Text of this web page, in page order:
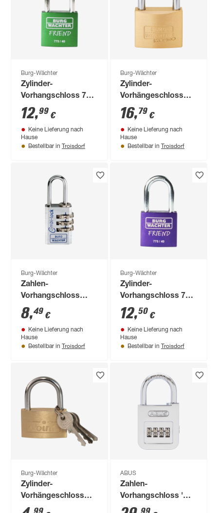
Burg-Wächter
Zylinder-
Vorhangschloss 775
40 35 Grün SB
12,99 €
Keine Lieferung nach
Hause
Bestellbar in Troisdorf
Burg-Wächter
Zylinder-
Vorhängeschloss
'400 E Magno 50/2
SB' messingfarben 5
cm
16,79 €
Keine Lieferung nach
Hause
Bestellbar in Troisdorf
Burg-Wächter
Zahlen-
Vorhangschloss
Combi 90 20
Chromo SB
8,49 €
Keine Lieferung nach
Hause
Bestellbar in Troisdorf
Burg-Wächter
Zylinder-
Vorhangschloss 775
40 35 Lila SB
12,50 €
Keine Lieferung nach
Hause
Bestellbar in Troisdorf
Burg-Wächter
Zylinder-
Vorhängeschloss
'500 Point 50 SB'
ABUS
Zahlen-
Vorhangschloss '
Prestige Code